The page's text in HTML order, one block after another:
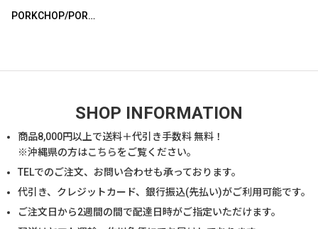
PORKCHOP/PORK CUSHION（LGN/NVY）［ポーククッション-25春夏］
SHOP INFORMATION
商品8,000円以上で送料＋代引き手数料 無料！
※沖縄県の方はこちらをご覧ください。
TELでのご注文、お問い合わせも承っております。
代引き、クレジットカード、銀行振込(先払い)がご利用可能です。
ご注文日から2週間の間で配達日時がご指定いただけます。